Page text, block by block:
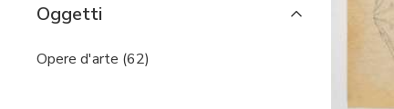
Oggetti
Opere d'arte (62)